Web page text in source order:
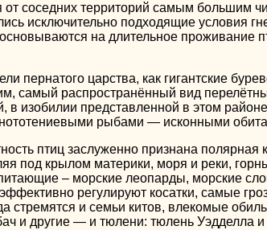
соседних территорий самым большим
исключительно подходящие условия
на длительное проживание
пернатого царства, как гигантские
самый распространённый вид
изобилии представленной в этом
рыбами — исконными
птиц заслуженно признана полярная
под крылом материки, моря и реки,
– морские леопарды, морские
регулируют косатки, самые
и семьи китов, влекомые
и другие — и тюлени: тюлень Уэдделла